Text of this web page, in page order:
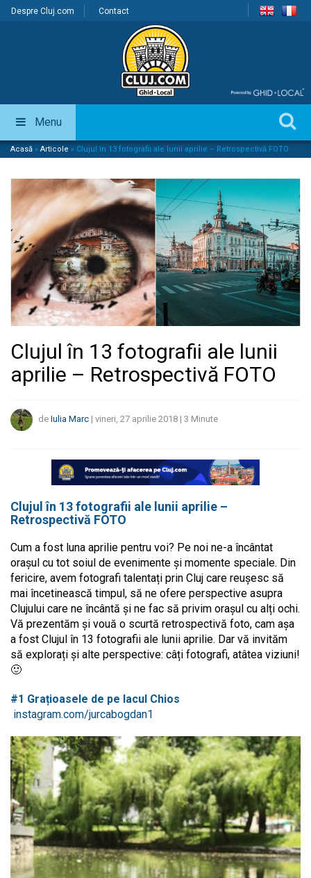
Despre Cluj.com Contact
Menu
Acasă » Articole » Clujul în 13 fotografii ale lunii aprilie – Retrospectivă FOTO
Clujul în 13 fotografii ale lunii
aprilie – Retrospectivă FOTO
de Iulia Marc | vineri, 27 aprilie 2018 | 3 Minute
Clujul în 13 fotografii ale lunii aprilie –
Retrospectivă FOTO
Cum a fost luna aprilie pentru voi? Pe noi ne-a încântat
orașul cu tot soiul de evenimente și momente speciale. Din
fericire, avem fotografi talentați prin Cluj care reușesc să
mai încetinească timpul, să ne ofere perspective asupra
Clujului care ne încântă și ne fac să privim orașul cu alți ochi.
Vă prezentăm și vouă o scurtă retrospectivă foto, cam așa
a fost Clujul în 13 fotografii ale lunii aprilie. Dar vă invităm
să explorați și alte perspective: câți fotografi, atâtea viziuni!
🙂
#1 Grațioasele de pe lacul Chios
instagram.com/jurcabogdan1